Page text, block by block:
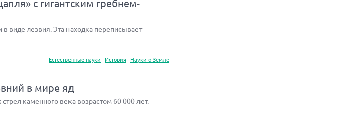
с гигантским гребнем-
виде лезвия. Эта находка переписывает
Естественные науки
История Науки о Земле
в мире яд
каменного века возрастом 60 000 лет.